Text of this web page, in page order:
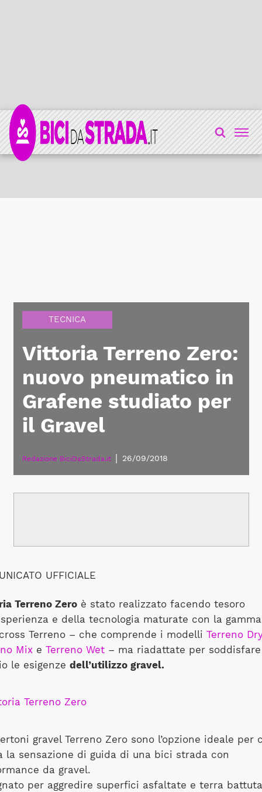
TECNICA
Vittoria Terreno Zero:
nuovo pneumatico in
Grafene studiato per
il Gravel
Redazione BiciDaStrada.it 26/09/2018
UFFICIALE
Terreno Zero è stato realizzato facendo tesoro
e della tecnologia maturate con la
Terreno – che comprende i modelli Terreno Dry
Mix e Terreno Wet – ma riadattate per
le esigenze dell’utilizzo gravel.
gravel Terreno Zero sono l’opzione ideale per
la sensazione di guida di una bici strada con
da gravel.
per aggredire superfici asfaltate e terra